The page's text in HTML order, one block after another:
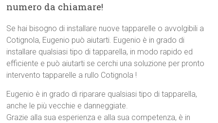
numero da chiamare!
Se hai bisogno di installare nuove tapparelle o avvolgibili a
Cotignola, Eugenio può aiutarti. Eugenio è in grado di
installare qualsiasi tipo di tapparella, in modo rapido ed
efficiente e può aiutarti se cerchi una soluzione per pronto
intervento tapparelle a rullo Cotignola !
Eugenio è in grado di riparare qualsiasi tipo di tapparella,
anche le più vecchie e danneggiate.
Grazie alla sua esperienza e alla sua competenza, è in